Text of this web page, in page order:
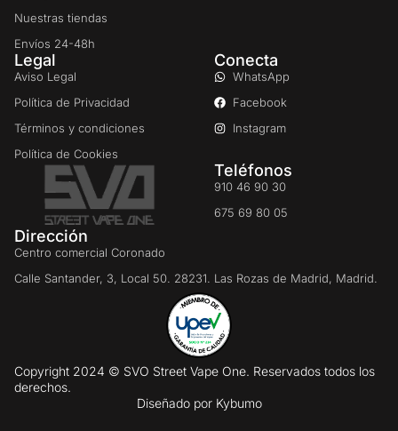
Nuestras tiendas
Envíos 24-48h
Legal
Aviso Legal
Política de Privacidad
Términos y condiciones
Política de Cookies
Conecta
WhatsApp
Facebook
Instagram
Teléfonos
910 46 90 30
675 69 80 05
Dirección
Centro comercial Coronado
Calle Santander, 3, Local 50. 28231. Las Rozas de Madrid, Madrid.
Copyright 2024 © SVO Street Vape One. Reservados todos los
derechos.
Diseñado por Kybumo